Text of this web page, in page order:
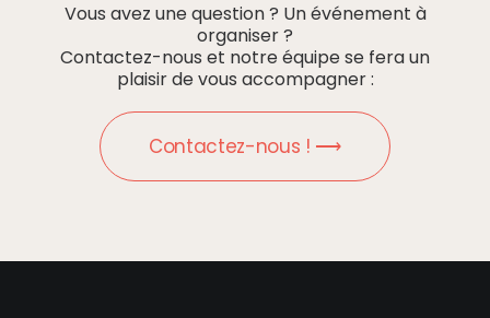
Vous avez une question ? Un événement à
organiser ?
Contactez-nous et notre équipe se fera un
plaisir de vous accompagner :
Contactez-nous ! ⟶